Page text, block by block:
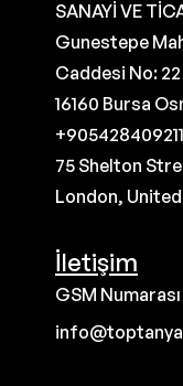
SANAYİ VE
Gunestepe
Caddesi No:
16160 Bursa
75 Shelton
London,
İletişim
GSM